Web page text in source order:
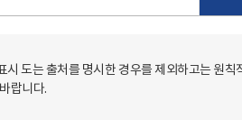
도는 출처를 명시한 경우를 제외하고는 원
랍니다.